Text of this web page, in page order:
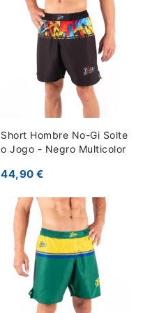
Short Hombre No-Gi Solte
o Jogo - Negro Multicolor
44,90 €